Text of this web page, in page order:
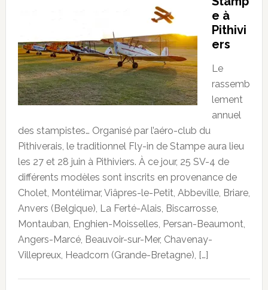
e à
Pithivi
ers
Le
rassemb
lement
annuel
des stampistes… Organisé par l’aéro-club du
Pithiverais, le traditionnel Fly-in de Stampe aura lieu
les 27 et 28 juin à Pithiviers. À ce jour, 25 SV-4 de
différents modèles sont inscrits en provenance de
Cholet, Montélimar, Viâpres-le-Petit, Abbeville, Briare,
Anvers (Belgique), La Ferté-Alais, Biscarrosse,
Montauban, Enghien-Moisselles, Persan-Beaumont,
Angers-Marcé, Beauvoir-sur-Mer, Chavenay-
Villepreux, Headcorn (Grande-Bretagne), […]